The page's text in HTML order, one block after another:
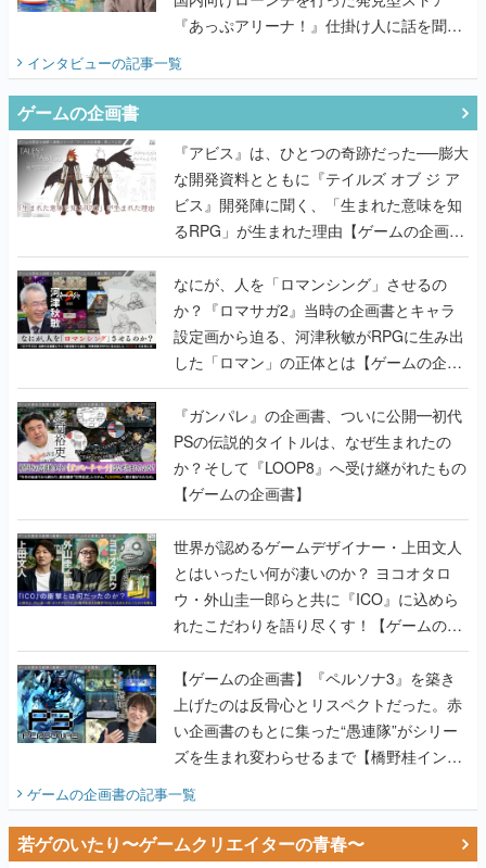
『あっぷアリーナ！』仕掛け人に話を聞い
インタビューの記事一覧
ゲームの企画書
『アビス』は、ひとつの奇跡だった──膨大
な開発資料とともに『テイルズ オブ ジ ア
ビス』開発陣に聞く、「生まれた意味を知
るRPG」が生まれた理由【ゲームの企画
書】
なにが、人を「ロマンシング」させるの
か？『ロマサガ2』当時の企画書とキャラ
設定画から迫る、河津秋敏がRPGに生み出
した「ロマン」の正体とは【ゲームの企画
書】
『ガンパレ』の企画書、ついに公開━初代
PSの伝説的タイトルは、なぜ生まれたの
か？そして『LOOP8』へ受け継がれたもの
【ゲームの企画書】
世界が認めるゲームデザイナー・上田文人
とはいったい何が凄いのか？ ヨコオタロ
ウ・外山圭一郎らと共に『ICO』に込めら
れたこだわりを語り尽くす！【ゲームの企
画書】
【ゲームの企画書】『ペルソナ3』を築き
上げたのは反骨心とリスペクトだった。赤
い企画書のもとに集った“愚連隊”がシリー
ズを生まれ変わらせるまで【橋野桂インタ
ゲームの企画書の記事一覧
若ゲのいたり〜ゲームクリエイターの青春〜